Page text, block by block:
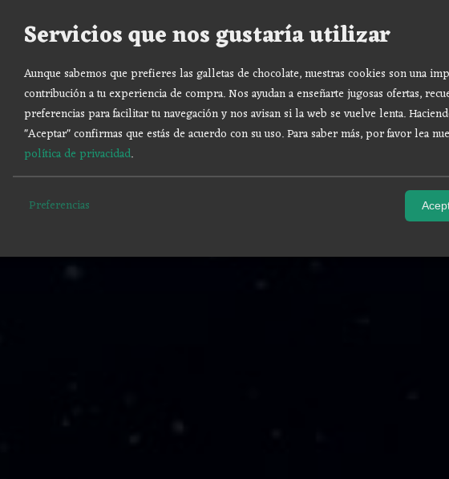
Servicios que nos gustaría utilizar
Aunque sabemos que prefieres las galletas de chocolate, nuestras cookies son una
contribución a tu experiencia de compra. Nos ayudan a enseñarte jugosas ofertas,
preferencias para facilitar tu navegación y nos avisan si la web se vuelve lenta.
"Aceptar" confirmas que estás de acuerdo con su uso.Para saber más, por favor lea
política de privacidad.
Preferencias